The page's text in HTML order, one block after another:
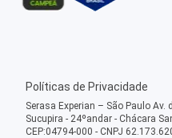
Políticas de Privacidade
Serasa Experian – São Paulo
Sucupira - 24ºandar - Chácara
CEP:04794-000 - CNPJ